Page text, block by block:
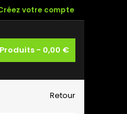
votre compte
Produits - 0,00 €
Retour